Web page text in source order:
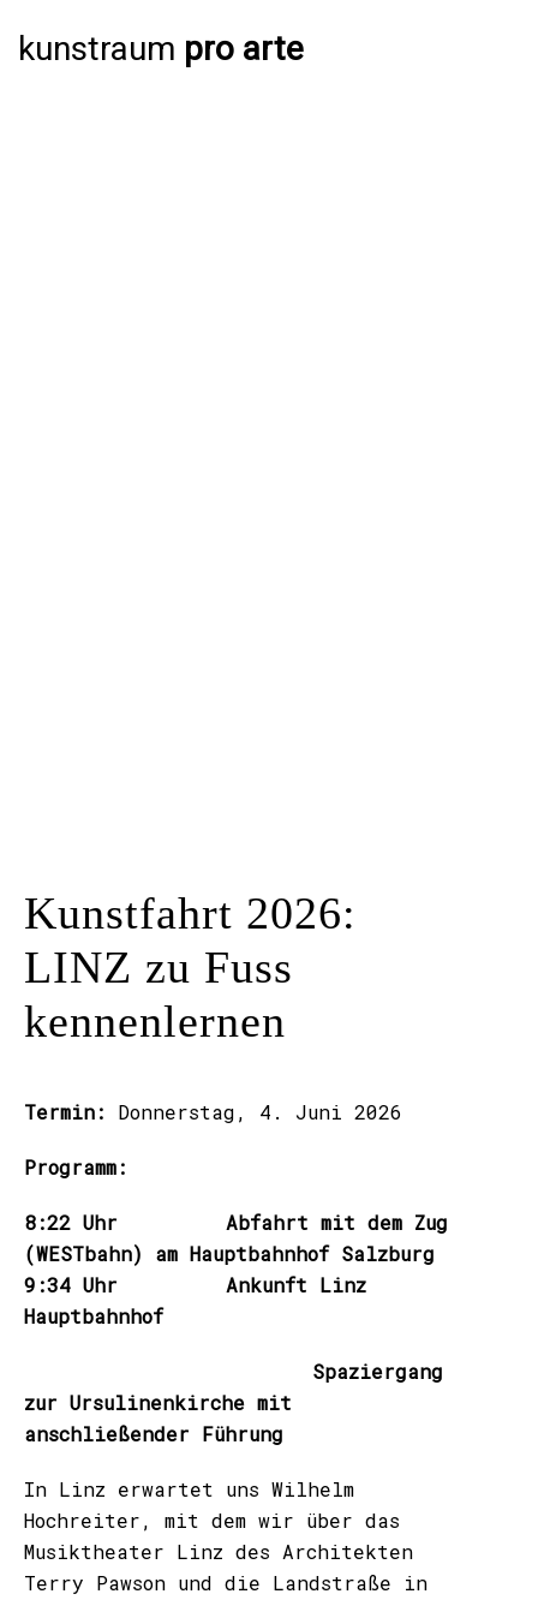
kunstraum pro arte
Kunstfahrt 2026:
LINZ zu Fuss
kennenlernen
Termin: Donnerstag, 4. Juni 2026
Programm:
8:22 Uhr Abfahrt mit dem Zug
(WESTbahn) am Hauptbahnhof Salzburg
9:34 Uhr Ankunft Linz
Hauptbahnhof
Spaziergang
zur Ursulinenkirche mit
anschließender Führung
In Linz erwartet uns Wilhelm
Hochreiter, mit dem wir über das
Musiktheater Linz des Architekten
Terry Pawson und die Landstraße in